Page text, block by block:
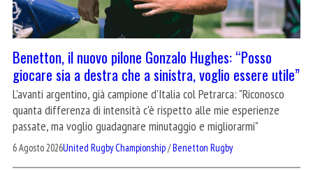
Benetton, il nuovo pilone Gonzalo Hughes: “Posso
giocare sia a destra che a sinistra, voglio essere utile”
L'avanti argentino, già campione d'Italia col Petrarca: "Riconosco
quanta differenza di intensità c'è rispetto alle mie esperienze
passate, ma voglio guadagnare minutaggio e migliorarmi"
6 Agosto 2026United Rugby Championship/Benetton Rugby